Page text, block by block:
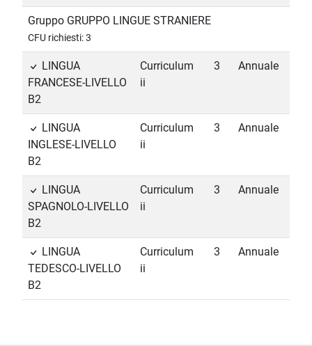
Gruppo GRUPPO LINGUE STRANIERE
CFU richiesti: 3
LINGUA
FRANCESE-LIVELLO
B2
Curriculum
ii
3 Annuale
LINGUA
INGLESE-LIVELLO
B2
Curriculum
ii
3 Annuale
LINGUA
SPAGNOLO-LIVELLO
B2
Curriculum
ii
3 Annuale
LINGUA
TEDESCO-LIVELLO
B2
Curriculum
ii
3 Annuale